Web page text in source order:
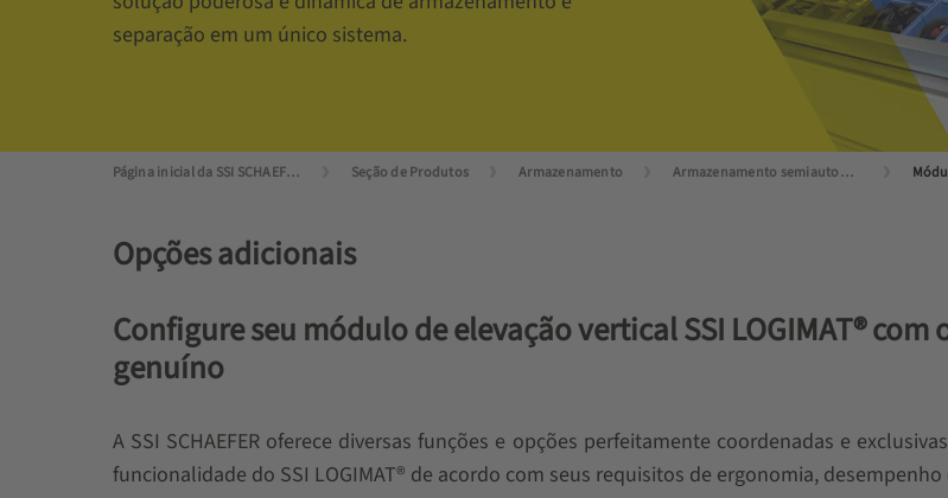
separação em um único sistema.
Página inicial da SSI SCHAEFER Seção de Produtos Armazenamento Armazenamento semiautomático
Opções adicionais
Configure seu módulo de elevação vertical SSI LOGIMAT®
genuíno
A SSI SCHAEFER oferece diversas funções e opções perfeitamente coordenadas e
funcionalidade do SSI LOGIMAT® de acordo com seus requisitos de ergonomia, desempenho